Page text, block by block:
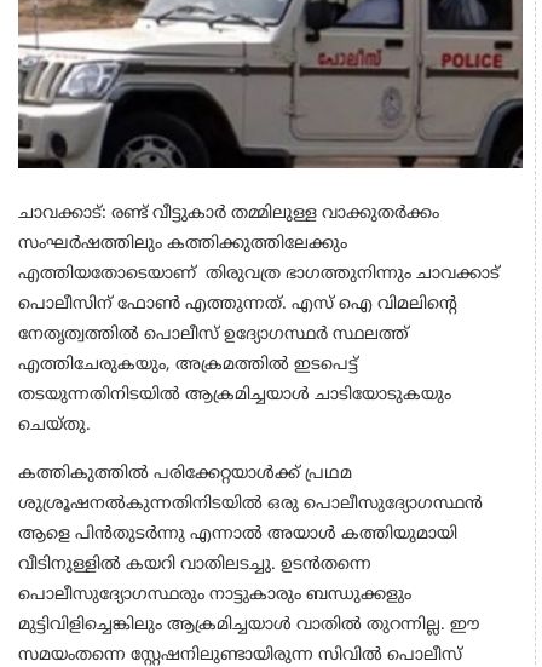
ചാവക്കാട്: രണ്ട് വീട്ടുകാർ തമ്മിലുള്ള വാക്കുതർക്കം
സംഘർഷത്തിലും കത്തിക്കുത്തിലേക്കും
എത്തിയതോടെയാണ് തിരുവത്ര ഭാഗത്തുനിന്നും ചാവക്കാട്
പൊലീസിന് ഫോൺ എത്തുന്നത്. എസ് ഐ വിമലിന്റെ
നേതൃത്വത്തിൽ പൊലീസ് ഉദ്യോഗസ്ഥർ സ്ഥലത്ത്
എത്തിചേരുകയും, അക്രമത്തിൽ ഇടപെട്ട്
തടയുന്നതിനിടയിൽ ആക്രമിച്ചയാൾ ചാടിയോടുകയും
ചെയ്തു.
കത്തികുത്തിൽ പരിക്കേറ്റയാൾക്ക് പ്രഥമ
ശുശ്രൂഷനൽകുന്നതിനിടയിൽ ഒരു പൊലീസുദ്യോഗസ്ഥൻ
ആളെ പിൻതുടർന്നു എന്നാൽ അയാൾ കത്തിയുമായി
വീടിനുള്ളിൽ കയറി വാതിലടച്ചു. ഉടൻതന്നെ
പൊലീസുദ്യോഗസ്ഥരും നാട്ടുകാരും ബന്ധുക്കളും
മുട്ടിവിളിച്ചെങ്കിലും ആക്രമിച്ചയാൾ വാതിൽ തുറന്നില്ല. ഈ
സമയംതന്നെ സ്റ്റേഷനിലുണ്ടായിരുന്ന സിവിൽ പൊലീസ്